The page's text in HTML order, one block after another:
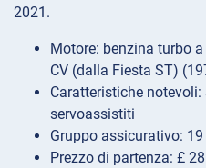
2021.
Motore: benzina turbo
CV (dalla Fiesta ST)
Caratteristiche
servoassistiti
Gruppo assicurativo: 19
Prezzo di partenza: £